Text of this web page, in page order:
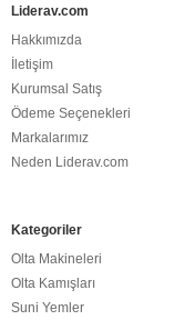
Liderav.com
Hakkımızda
İletişim
Kurumsal Satış
Ödeme Seçenekleri
Markalarımız
Neden Liderav.com
Kategoriler
Olta Makineleri
Olta Kamışları
Suni Yemler